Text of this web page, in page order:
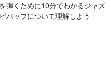
弾くために10分でわかるジャズ
バップについて理解しよう